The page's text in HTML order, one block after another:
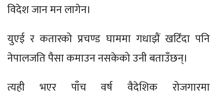
विदेश जान मन लागेन।
युएई र कतारको प्रचण्ड घाममा गधाझैं खटिँदा पनि
नेपालजति पैसा कमाउन नसकेको उनी बताउँछन्।
त्यही भएर पाँच वर्ष वैदेशिक रोजगारमा